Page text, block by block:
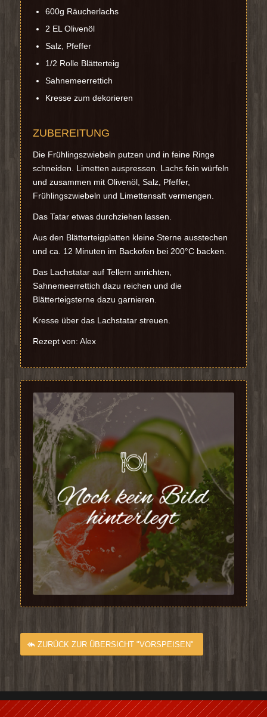
600g Räucherlachs
2 EL Olivenöl
Salz, Pfeffer
1/2 Rolle Blätterteig
Sahnemeerrettich
Kresse zum dekorieren
ZUBEREITUNG
Die Frühlingszwiebeln putzen und in feine Ringe
schneiden. Limetten auspressen. Lachs fein würfeln
und zusammen mit Olivenöl, Salz, Pfeffer,
Frühlingszwiebeln und Limettensaft vermengen.
Das Tatar etwas durchziehen lassen.
Aus den Blätterteigplatten kleine Sterne ausstechen
und ca. 12 Minuten im Backofen bei 200°C backen.
Das Lachstatar auf Tellern anrichten,
Sahnemeerrettich dazu reichen und die
Blätterteigsterne dazu garnieren.
Kresse über das Lachstatar streuen.
Rezept von: Alex
ZURÜCK ZUR ÜBERSICHT "VORSPEISEN"